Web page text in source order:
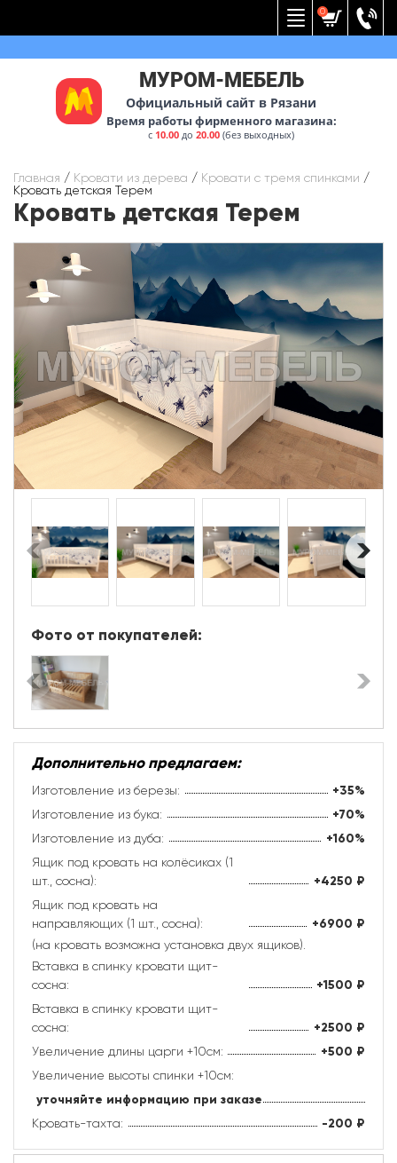
0
МУРОМ-МЕБЕЛЬ
Официальный сайт в Рязани
Время работы фирменного магазина:
с 10.00 до20.00 (без выходных)
Главная / Кровати из дерева / Кровати с тремя спинками /
Кровать детская Терем
Кровать детская Терем
Фото от покупателей:
Дополнительно предлагаем:
Изготовление из березы: +35%
Изготовление из бука: +70%
Изготовление из дуба: +160%
Ящик под кровать на колёсиках (1
шт., сосна):
+4250 ₽
Ящик под кровать на
направляющих (1 шт., сосна):
+6900 ₽
(на кровать возможна установка двух ящиков).
Вставка в спинку кровати щит-
сосна:
+1500 ₽
Вставка в спинку кровати щит-
сосна:
+2500 ₽
Увеличение длины царги +10см: +500 ₽
Увеличение высоты спинки +10см:
уточняйте информацию при заказе
Кровать-тахта: -200 ₽